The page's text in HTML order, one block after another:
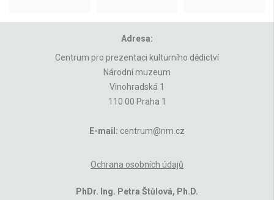
Adresa:
Centrum pro prezentaci kulturního dědictví
Národní muzeum
Vinohradská 1
110 00 Praha 1
E-mail: centrum@nm.cz
Ochrana osobních údajů
PhDr. Ing. Petra Štůlová, Ph.D.